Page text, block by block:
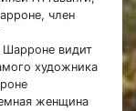
член
видит
художника
женщина